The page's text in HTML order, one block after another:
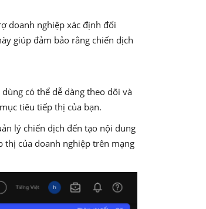
doanh nghiệp xác định đối
giúp đảm bảo rằng chiến dịch
có thể dễ dàng theo dõi và
tiêu tiếp thị của bạn.
lý chiến dịch đến tạo nội dung
thị của doanh nghiệp trên mạng